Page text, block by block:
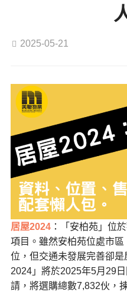
2025-05-21
居屋2024：「安柏苑」位
項目。雖然安柏苑位處市
位，但交通未發展完善卻
2024」將於2025年5月29
請，將選購總數7,832伙，